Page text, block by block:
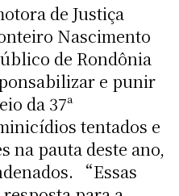
de Justiça
Nascimento
de Rondônia
e punir
da 37ª
tentados e
na pauta deste ano,
“Essas